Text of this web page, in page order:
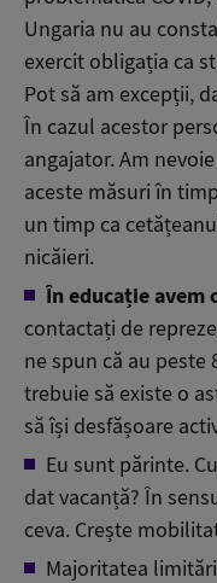
Ungaria nu au
exercit obligația ca
Pot să am excepții,
În cazul acestor
angajator. Am
aceste măsuri în
un timp ca
nicăieri.
În educație avem
contactați de
ne spun că au peste
trebuie să existe o
să își desfășoare
Eu sunt părinte.
dat vacanță? În
ceva. Crește
Majoritatea